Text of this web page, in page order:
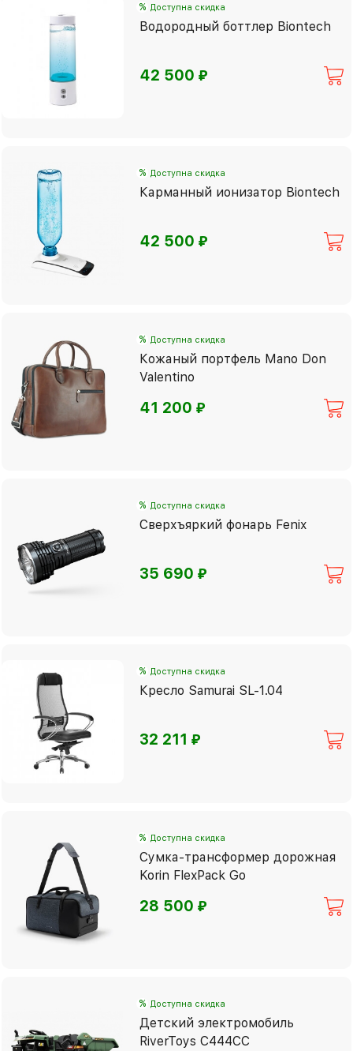
% Доступна скидка
Водородный боттлер Biontech
42 500⃏
% Доступна скидка
Карманный ионизатор Biontech
42 500⃏
% Доступна скидка
Кожаный портфель Mano Don
Valentino
41 200⃏
% Доступна скидка
Сверхъяркий фонарь Fenix
35 690⃏
% Доступна скидка
Кресло Samurai SL-1.04
32 211⃏
% Доступна скидка
Сумка-трансформер дорожная
Korin FlexPack Go
28 500⃏
% Доступна скидка
Детский электромобиль
RiverToys C444CC